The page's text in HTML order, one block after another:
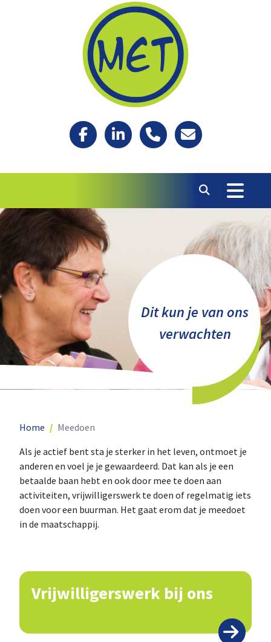
Dit kun je van ons
verwachten
Home
Meedoen
Als je actief bent sta je sterker in het leven, ontmoet je
anderen en voel je je gewaardeerd. Dat kan als je een
betaalde baan hebt en ook door mee te doen aan
activiteiten, vrijwilligerswerk te doen of regelmatig iets
doen voor een buurman. Het gaat erom dat je meedoet
in de maatschappij.
Vrijwilligerswerk bij ons